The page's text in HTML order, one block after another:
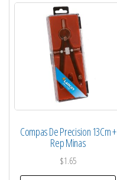
Compas De Precision 13Cm +
Rep Minas
$1.65